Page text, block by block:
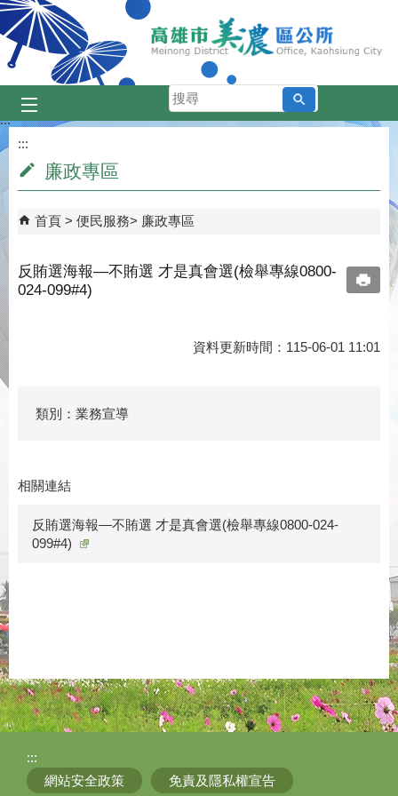
跳到主要內容區塊
搜
尋
:::
:::
廉政專區
首頁 便民服務 廉政專區
反賄選海報—不賄選 才是真會選(檢舉專線0800-
024-099#4)
資料更新時間：115-06-01 11:01
類別：業務宣導
相關連結
反賄選海報—不賄選 才是真會選(檢舉專線0800-024-
099#4)
:::
網站安全政策
免責及隱私權宣告